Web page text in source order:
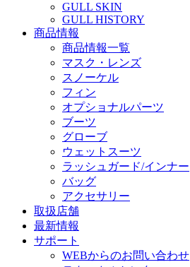
GULL SKIN
GULL HISTORY
商品情報
商品情報一覧
マスク・レンズ
スノーケル
フィン
オプショナルパーツ
ブーツ
グローブ
ウェットスーツ
ラッシュガード/インナー
バッグ
アクセサリー
取扱店舗
最新情報
サポート
WEBからのお問い合わせ